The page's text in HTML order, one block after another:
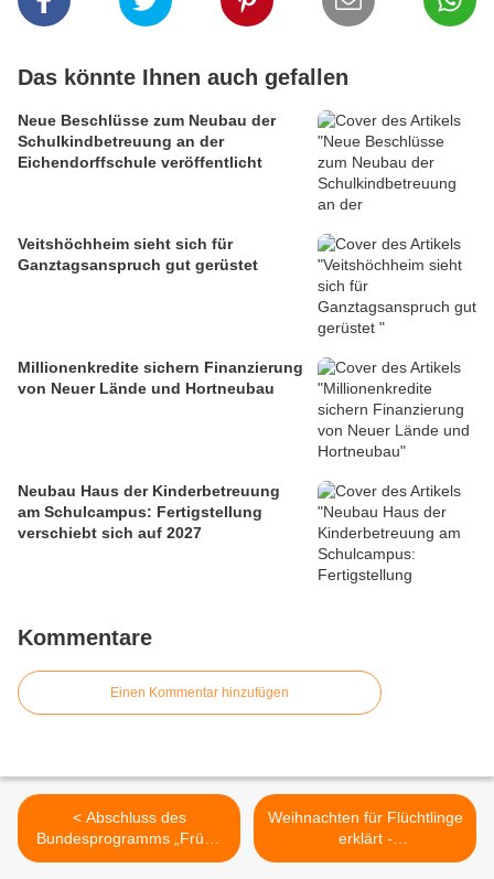
Das könnte Ihnen auch gefallen
Neue Beschlüsse zum Neubau der
Schulkindbetreuung an der
Eichendorffschule veröffentlicht
Veitshöchheim sieht sich für
Ganztagsanspruch gut gerüstet
Millionenkredite sichern Finanzierung
von Neuer Lände und Hortneubau
Neubau Haus der Kinderbetreuung
am Schulcampus: Fertigstellung
verschiebt sich auf 2027
Kommentare
Einen Kommentar hinzufügen
< Abschluss des
Bundesprogramms „Frühe
Chancen“ in der
Weihnachten für Flüchtlinge
erklärt -
Weihnachtsgeschichte auf